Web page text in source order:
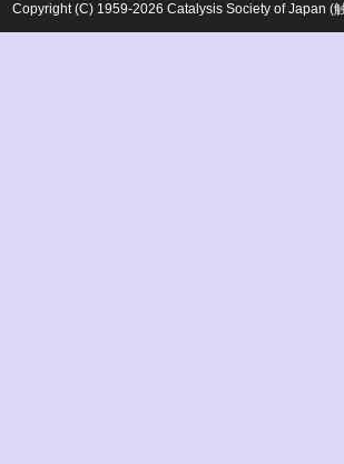
Copyright (C) 1959-2026 Catalysis Society of Japan (